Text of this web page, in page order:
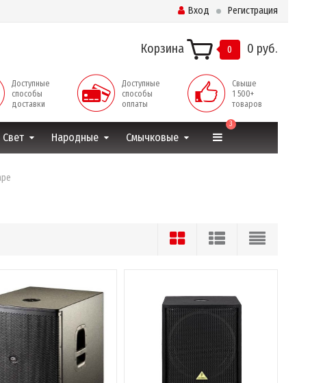
Вход Регистрация
Корзина 0 0 руб.
Доступные
способы
доставки
Доступные
способы
оплаты
Свыше
1 500+
товаров
Свет Народные Смычковые
3